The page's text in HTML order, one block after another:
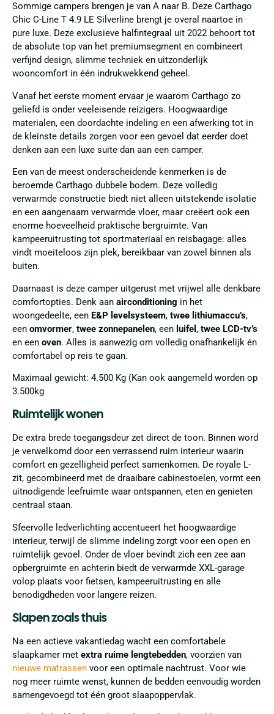
Sommige campers brengen je van A naar B. Deze Carthago
Chic C-Line T 4.9 LE Silverline brengt je overal naartoe in
pure luxe. Deze exclusieve halfintegraal uit 2022 behoort tot
de absolute top van het premiumsegment en combineert
verfijnd design, slimme techniek en uitzonderlijk
wooncomfort in één indrukwekkend geheel.
Vanaf het eerste moment ervaar je waarom Carthago zo
geliefd is onder veeleisende reizigers. Hoogwaardige
materialen, een doordachte indeling en een afwerking tot in
de kleinste details zorgen voor een gevoel dat eerder doet
denken aan een luxe suite dan aan een camper.
Een van de meest onderscheidende kenmerken is de
beroemde Carthago dubbele bodem. Deze volledig
verwarmde constructie biedt niet alleen uitstekende isolatie
en een aangenaam verwarmde vloer, maar creëert ook een
enorme hoeveelheid praktische bergruimte. Van
kampeeruitrusting tot sportmateriaal en reisbagage: alles
vindt moeiteloos zijn plek, bereikbaar van zowel binnen als
buiten.
Daarnaast is deze camper uitgerust met vrijwel alle denkbare
comfortopties. Denk aan airconditioning in het
woongedeelte, een E&P levelsysteem, twee lithiumaccu’s,
een omvormer, twee zonnepanelen, een luifel , twee LCD-tv’s
en een oven. Alles is aanwezig om volledig onafhankelijk én
comfortabel op reis te gaan.
Maximaal gewicht: 4.500 Kg (Kan ook aangemeld worden op
3.500kg
Ruimtelijk wonen
De extra brede toegangsdeur zet direct de toon. Binnen word
je verwelkomd door een verrassend ruim interieur waarin
comfort en gezelligheid perfect samenkomen. De royale L-
zit, gecombineerd met de draaibare cabinestoelen, vormt een
uitnodigende leefruimte waar ontspannen, eten en genieten
centraal staan.
Sfeervolle ledverlichting accentueert het hoogwaardige
interieur, terwijl de slimme indeling zorgt voor een open en
ruimtelijk gevoel. Onder de vloer bevindt zich een zee aan
opbergruimte en achterin biedt de verwarmde XXL-garage
volop plaats voor fietsen, kampeeruitrusting en alle
benodigdheden voor langere reizen.
Slapen zoals thuis
Na een actieve vakantiedag wacht een comfortabele
slaapkamer met extra ruime lengtebedden, voorzien van
nieuwe matrassen voor een optimale nachtrust. Voor wie
nog meer ruimte wenst, kunnen de bedden eenvoudig worden
samengevoegd tot één groot slaapoppervlak.